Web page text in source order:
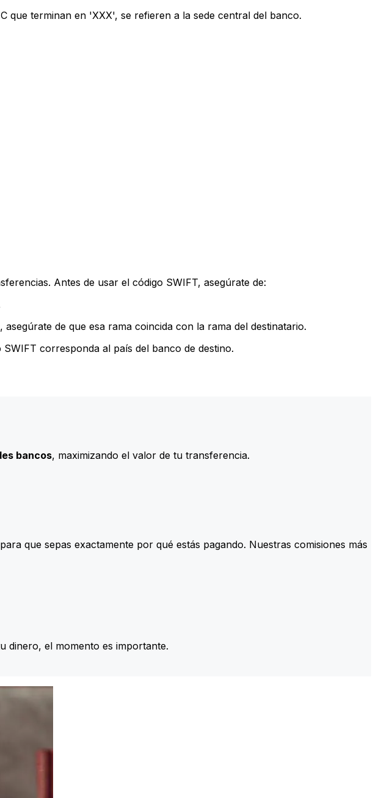
que terminan en 'XXX', se refieren a la sede central del banco.
Antes de usar el código SWIFT, asegúrate de:
de que esa rama coincida con la rama del destinatario.
corresponda al país del banco de destino.
bancos, maximizando el valor de tu transferencia.
que sepas exactamente por qué estás pagando. Nuestras comisiones más
dinero, el momento es importante.